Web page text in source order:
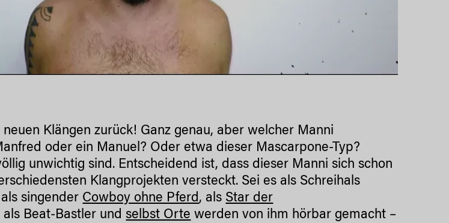
Klängen zurück! Ganz genau, aber welcher Manni
oder ein Manuel? Oder etwa dieser Mascarpone-Typ?
unwichtig sind. Entscheidend ist, dass dieser Manni sich schon
Klangprojekten versteckt. Sei es als Schreihals
singender Cowboy ohne Pferd, als Star der
als Beat-Bastler undselbst Orte werden von ihm hörbar gemacht –